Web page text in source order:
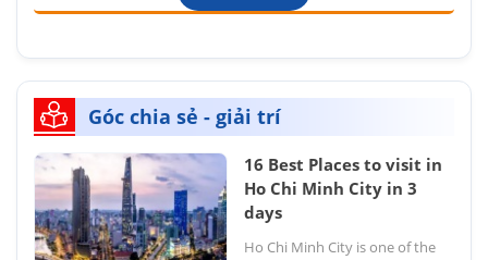
Góc chia sẻ - giải trí
16 Best Places to visit in
Ho Chi Minh City in 3
days
Ho Chi Minh City is one of the